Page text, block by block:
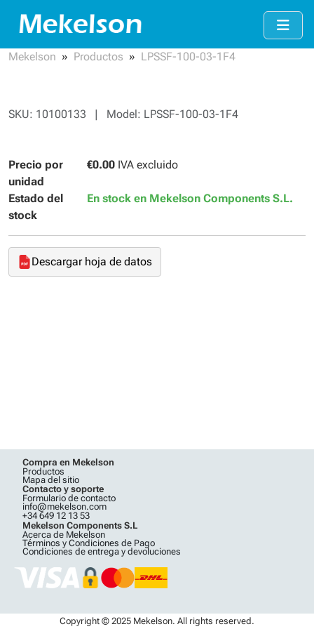
Mekelson Productos LPSSF-100-03-1F4
SKU: 10100133 | Model: LPSSF-100-03-1F4
Precio por
unidad
€0.00 IVA excluido
Estado del
stock
En stock en Mekelson Components S.L.
Descargar hoja de datos
Compra en Mekelson
Productos
Mapa del sitio
Contacto y soporte
Formulario de contacto
info@mekelson.com
+34 649 12 13 53
Mekelson Components S.L
Acerca de Mekelson
Términos y Condiciones de Pago
Condiciones de entrega y devoluciones
Copyright © 2025 Mekelson. All rights reserved.